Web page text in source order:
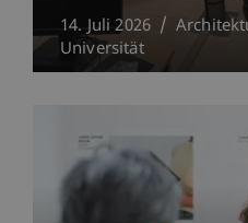
14. Juli 2026
Universität